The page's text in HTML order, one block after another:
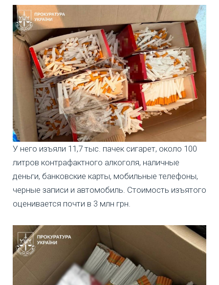
У него изъяли 11,7 тыс. пачек сигарет, около 100
литров контрафактного алкоголя, наличные
деньги, банковские карты, мобильные телефоны,
черные записи и автомобиль. Стоимость изъятого
оценивается почти в 3 млн грн.